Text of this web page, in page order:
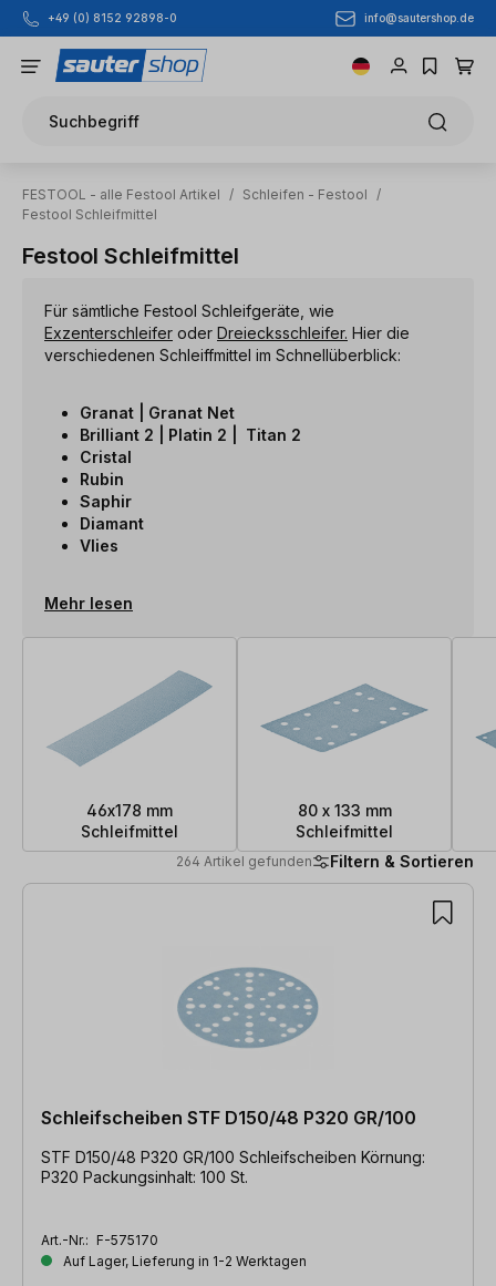
Zum Hauptinhalt springen
+49 (0) 8152 92898-0 info@sautershop.de
Suchbegriff
FESTOOL - alle Festool Artikel / Schleifen - Festool
/
Festool Schleifmittel
Festool Schleifmittel
Für sämtliche Festool Schleifgeräte, wie
Exzenterschleifer oder Dreiecksschleifer. Hier die
verschiedenen Schleiffmittel im Schnellüberblick:
Granat | Granat Net
Brilliant 2 | Platin 2 | Titan 2
Cristal
Rubin
Saphir
Diamant
Vlies
Mehr lesen
46x178 mm
Schleifmittel
80 x 133 mm
Schleifmittel
264 Artikel gefunden Filtern & Sortieren
264 Artikel gefunden
Schleifscheiben STF D150/48 P320 GR/100
STF D150/48 P320 GR/100 Schleifscheiben Körnung:
P320 Packungsinhalt: 100 St.
Art.-Nr.: F-575170
Auf Lager, Lieferung in 1-2 Werktagen